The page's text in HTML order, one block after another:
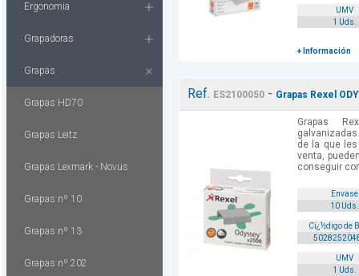
Ergonomia
Grapadoras
Grapas
Grapas HD70
Grapas Leitz
Grapas Lexmark - Novus
Grapas nº 10
Grapas nº 13
Grapas nº 202
UMV
1 Uds.
+ Información
Ref. ES2100050- Grapas Rexel
Grapas
de la que
venta,
conseguir
Envase
10 Uds.
Cï¿½digo de
UMV
1 Uds.